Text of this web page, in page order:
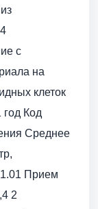
с
на
клеток
год Код
Среднее
Прием
2